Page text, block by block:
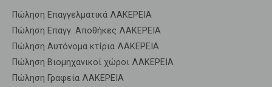
Πώληση Επαγγελματικά ΛΑΚΕΡΕΙΑ
Πώληση Επαγγ. Αποθήκες ΛΑΚΕΡΕΙΑ
Πώληση Αυτόνομα κτίρια ΛΑΚΕΡΕΙΑ
Πώληση Βιομηχανικοί χώροι ΛΑΚΕΡΕΙΑ
Πώληση Γραφεία ΛΑΚΕΡΕΙΑ